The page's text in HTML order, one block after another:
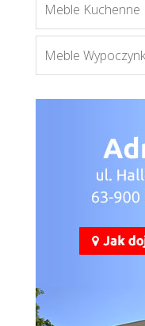
Meble Kuchenne
Meble